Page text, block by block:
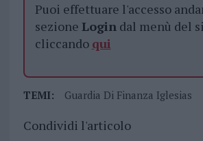
Puoi effettuare l'accesso
sezione Logindal menù del
cliccando qui
TEMI: Guardia Di Finanza Iglesias
Condividi l'articolo